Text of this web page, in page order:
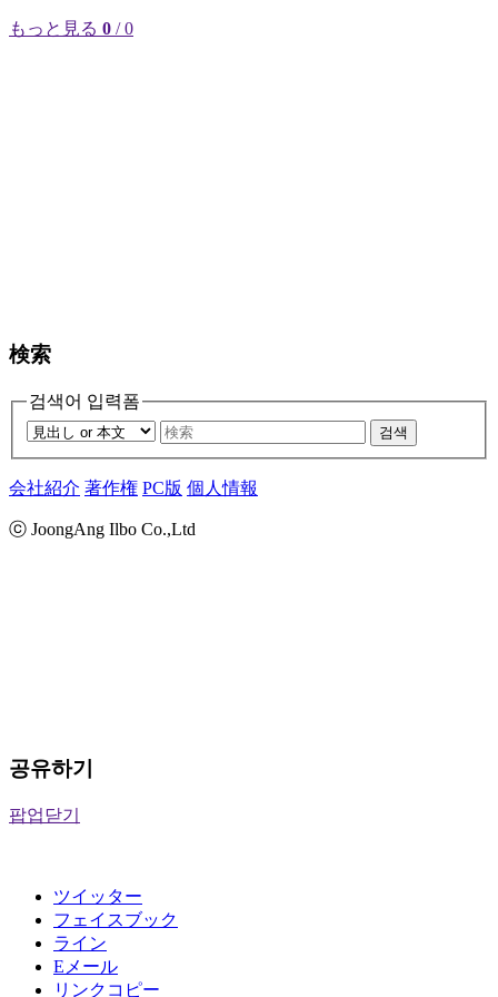
もっと見る 0 / 0
検索
검색어 입력폼
검색
会社紹介 著作権 PC版 個人情報
ⓒ JoongAng Ilbo Co.,Ltd
공유하기
팝업닫기
ツイッター
フェイスブック
ライン
Eメール
リンクコピー